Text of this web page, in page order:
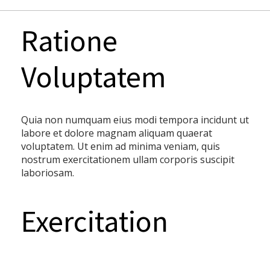
Ratione
Voluptatem
Quia non numquam eius modi tempora incidunt ut
labore et dolore magnam aliquam quaerat
voluptatem. Ut enim ad minima veniam, quis
nostrum exercitationem ullam corporis suscipit
laboriosam.
Exercitation